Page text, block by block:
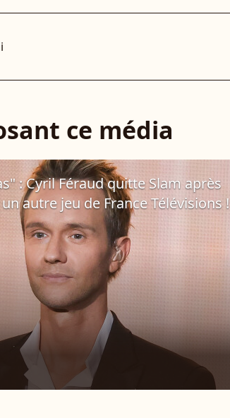
ce média
: Cyril Féraud quitte Slam après
autre jeu de France Télévisions !